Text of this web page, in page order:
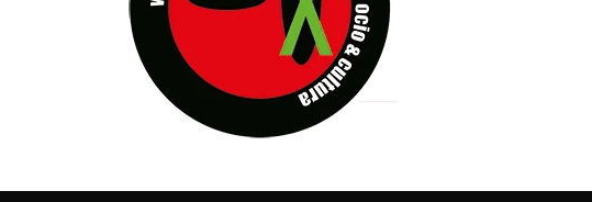
MILITARES JUDÍAS EN #EXVITA
D’BALDOMEROS REINVENTAN [BITÁCORA 3.0] EN EXVITA
MARSHALL FLASH PRESENTA EN EXVITA [RELATIVA SENCILLEZ]
JOFRE BARDAGÍ EN EXVITA INTERPRETANDO A SERRAT